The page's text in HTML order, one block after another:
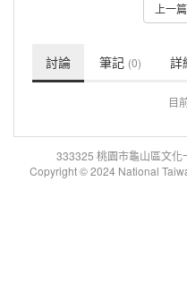
上一篇
討論 筆記 (0) 詳
目
333325 桃園市龜山區文
Copyright © 2024 National